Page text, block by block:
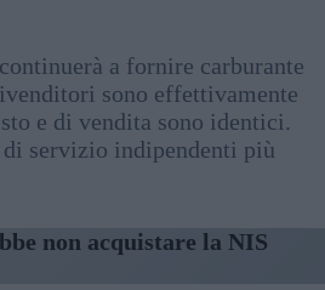
a fornire carburante
sono effettivamente
e di vendita sono identici.
servizio indipendenti più
non acquistare la NIS